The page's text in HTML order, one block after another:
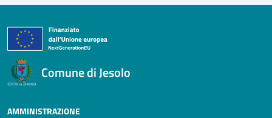
Comune di Jesolo
AMMINISTRAZIONE